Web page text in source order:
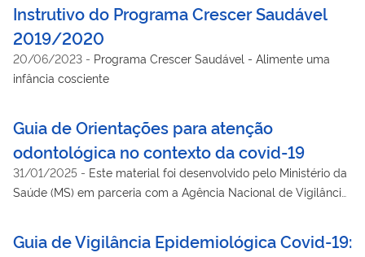
Instrutivo do Programa Crescer Saudável
2019/2020
20/06/2023 - Programa Crescer Saudável - Alimente uma
infância cosciente
Guia de Orientações para atenção
odontológica no contexto da covid-19
31/01/2025 - Este material foi desenvolvido pelo Ministério da
Saúde (MS) em parceria com a Agência Nacional de Vigilância
recomendações internacionais de diversos órgãos e
Guia de Vigilância Epidemiológica Covid-19: